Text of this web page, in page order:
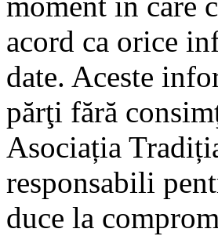
acord ca orice
date. Aceste
părţi fără
Asociația
responsabili
duce la